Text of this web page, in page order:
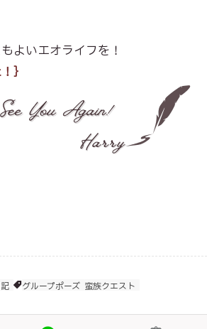
よいエオライフを！
｝
グループポーズ 蛮族クエスト